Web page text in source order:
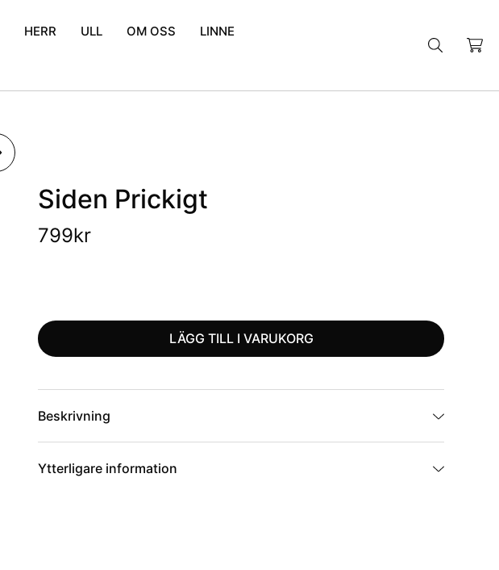
HERR ULL OM OSS
LINNE
efter:
Siden Prickigt
799kr
LÄGG TILL I VARUKORG
Beskrivning
Ytterligare information